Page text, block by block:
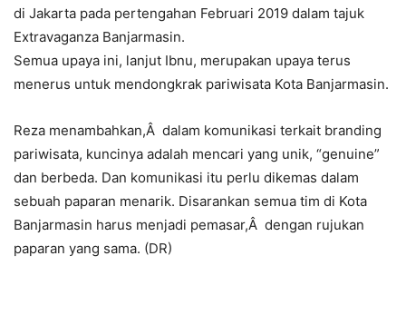
di Jakarta pada pertengahan Februari 2019 dalam tajuk
Extravaganza Banjarmasin.
Semua upaya ini, lanjut Ibnu, merupakan upaya terus
menerus untuk mendongkrak pariwisata Kota Banjarmasin.
Reza menambahkan,Â dalam komunikasi terkait branding
pariwisata, kuncinya adalah mencari yang unik, “genuine”
dan berbeda. Dan komunikasi itu perlu dikemas dalam
sebuah paparan menarik. Disarankan semua tim di Kota
Banjarmasin harus menjadi pemasar,Â dengan rujukan
paparan yang sama. (DR)